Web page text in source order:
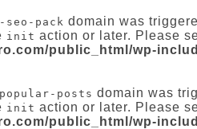
pack domain was
init action or later. Please
public_html/wp-
posts domain was
init action or later. Please
public_html/wp-